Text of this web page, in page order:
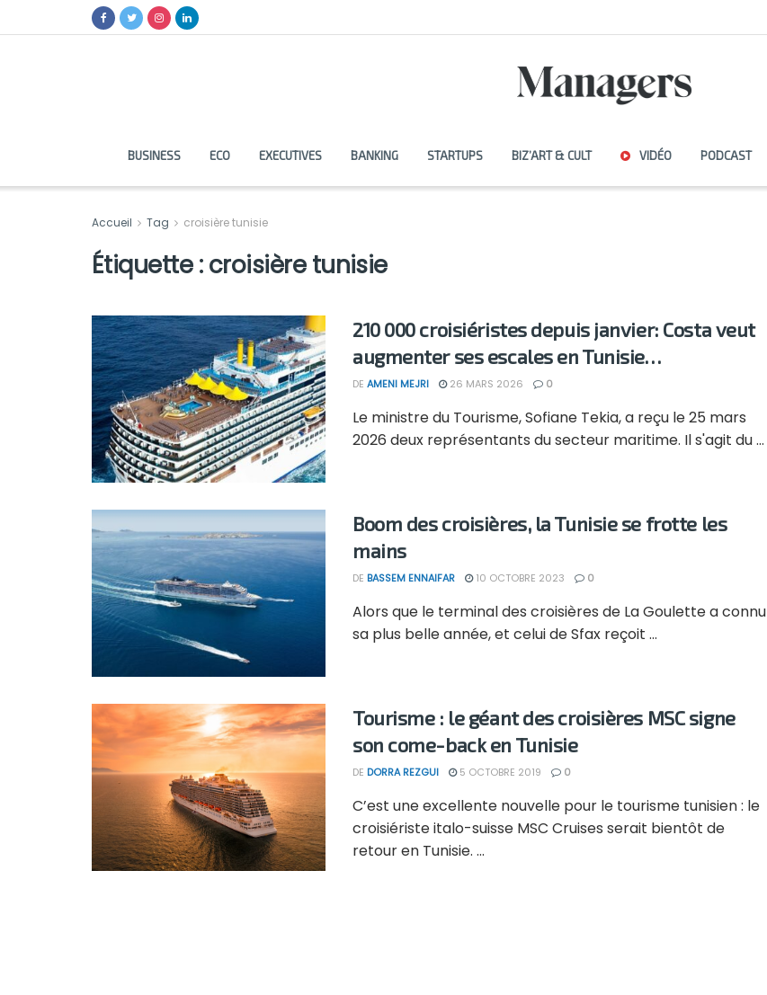
BUSINESS ECO EXECUTIVES BANKING STARTUPS BIZ’ART & CULT VIDÉO PODCAST
Accueil Tag croisière tunisie
Étiquette :croisière tunisie
210 000 croisiéristes depuis janvier: Costa veut
augmenter ses escales en Tunisie…
DE AMENI MEJRI 26 MARS 2026 0
Le ministre du Tourisme, Sofiane Tekia, a reçu le 25 mars
2026 deux représentants du secteur maritime. Il s'agit du ...
Boom des croisières, la Tunisie se frotte les
mains
DE BASSEM ENNAIFAR 10 OCTOBRE 2023 0
Alors que le terminal des croisières de La Goulette a connu
sa plus belle année, et celui de Sfax reçoit ...
Tourisme : le géant des croisières MSC signe
son come-back en Tunisie
DE DORRA REZGUI 5 OCTOBRE 2019 0
C’est une excellente nouvelle pour le tourisme tunisien : le
croisiériste italo-suisse MSC Cruises serait bientôt de
retour en Tunisie. ...